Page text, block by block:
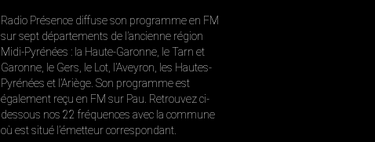
Radio Présence diffuse son programme en FM
sur sept départements de l’ancienne région
Midi-Pyrénées : la Haute-Garonne, le Tarn et
Garonne, le Gers, le Lot, l’Aveyron, les Hautes-
Pyrénées et l’Ariège. Son programme est
également reçu en FM sur Pau. Retrouvez ci-
dessous nos 22 fréquences avec la commune
où est situé l’émetteur correspondant.